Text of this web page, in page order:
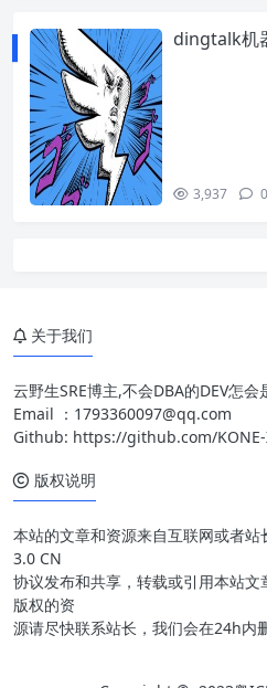
dingtalk机
3,937 0
关于我们
云野生SRE博主,不会DBA的DEV怎会
Email ： 1793360097@qq.com
Github: https://github.com/KONE-
版权说明
本站的文章和资源来自互联网或者站
3.0 CN
协议发布和共享，转载或引用本站
版权的资
源请尽快联系站长，我们会在24h内